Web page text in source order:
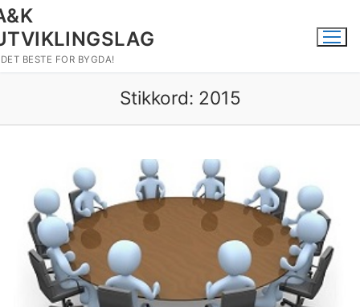
Hopp
til
innholdet
BESTE FOR BYGDA!
Stikkord: 2015